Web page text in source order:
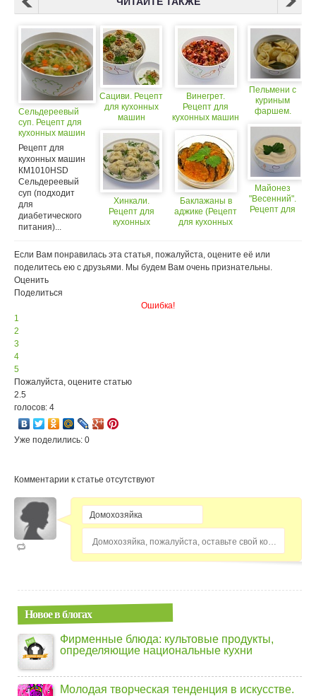
Сельдереевый
суп. Рецепт для
кухонных машин
КМ1010НSD
Рецепт для
кухонных машин
КМ1010НSD
Сельдереевый
суп (подходит
для
диабетического
питания)...
Сациви. Рецепт
для кухонных
машин
Хинкали.
Рецепт для
кухонных
Винегрет.
Рецепт для
кухонных машин
КМ1010НSD
Баклажаны в
аджике (Рецепт
для кухонных
Пельмени с
куриным
фаршем.
машин
КМ1010НSD
Майонез
"Весенний".
Рецепт для
КМ1010НSD
Если Вам понравилась эта статья, пожалуйста, оцените её или
поделитесь ею с друзьями. Мы будем Вам очень признательны.
Оценить
Поделиться
Ошибка!
1
2
3
4
5
Пожалуйста, оцените статью
2.5
голосов: 4
Уже поделились: 0
Комментарии к статье отсутствуют
Домохозяйка, пожалуйста, оставьте свой комментарий...
Новое в блогах
Фирменные блюда: культовые продукты,
определяющие национальные кухни
Молодая творческая тенденция в искусстве.